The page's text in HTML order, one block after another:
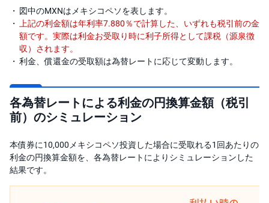
図中のMXNはメキシコペソを表します。
上記の利金額は年利率7.880％で計算した、いずれも税引前の金
額です。実際は利金お受取り時に利子所得として課税（源泉徴
収）されます。
利金、償還金の受取額は為替レートに応じて変動します。
各為替レートによる利金の円換算金額（税引
前）のシミュレーション
本債券に10,000メキシコペソ投資した場合に受取れる1回あたりの
利金の円換算金額を、各為替レートによりシミュレーションした
結果です。